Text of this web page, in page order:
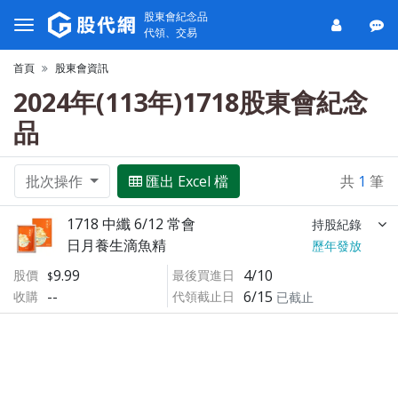
股東會紀念品
代領、交易
首頁 股東會資訊
2024年(113年)1718股東會紀念
品
批次操作 匯出 Excel 檔 共 1 筆
1718 中纖 6/12 常會 持股紀錄
日月養生滴魚精
歷年發放
股價
9.99
收購 --
最後買進日 4/10
代領截止日 6/15 已截止